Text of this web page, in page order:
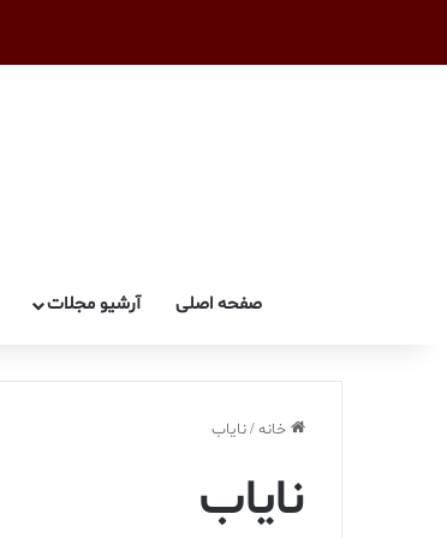
صفحه اصلی آرشیو مجلات
خانه/نایاب
نایاب